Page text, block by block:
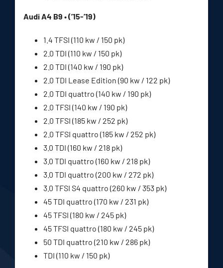
Audi A4 B9 • (’15-’19)
1.4 TFSI (110 kw / 150 pk)
2.0 TDI (110 kw / 150 pk)
2.0 TDI (140 kw / 190 pk)
2.0 TDI Lease Edition (90 kw / 122 pk)
2.0 TDI quattro (140 kw / 190 pk)
2.0 TFSI (140 kw / 190 pk)
2.0 TFSI (185 kw / 252 pk)
2.0 TFSI quattro (185 kw / 252 pk)
3.0 TDI (160 kw / 218 pk)
3.0 TDI quattro (160 kw / 218 pk)
3.0 TDI quattro (200 kw / 272 pk)
3.0 TFSI S4 quattro (260 kw / 353 pk)
45 TDI quattro (170 kw / 231 pk)
45 TFSI (180 kw / 245 pk)
45 TFSI quattro (180 kw / 245 pk)
50 TDI quattro (210 kw / 286 pk)
TDI (110 kw / 150 pk)